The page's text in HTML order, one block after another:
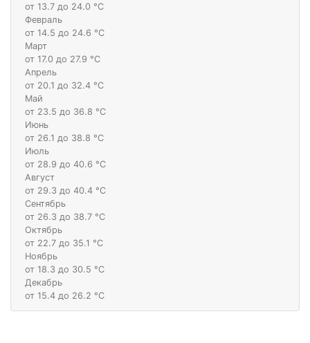
от 13.7 до 24.0 °С
Февраль
от 14.5 до 24.6 °С
Март
от 17.0 до 27.9 °С
Апрель
от 20.1 до 32.4 °С
Май
от 23.5 до 36.8 °С
Июнь
от 26.1 до 38.8 °С
Июль
от 28.9 до 40.6 °С
Август
от 29.3 до 40.4 °С
Сентябрь
от 26.3 до 38.7 °С
Октябрь
от 22.7 до 35.1 °С
Ноябрь
от 18.3 до 30.5 °С
Декабрь
от 15.4 до 26.2 °С